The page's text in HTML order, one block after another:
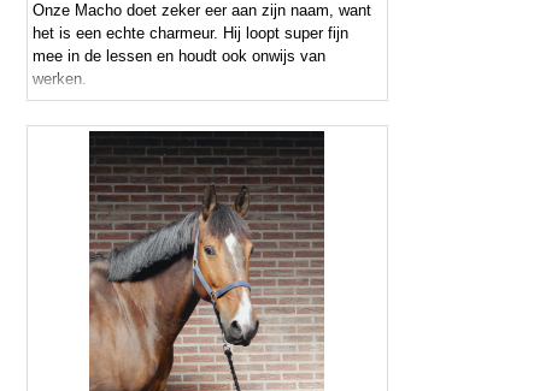
Onze Macho doet zeker eer aan zijn naam, want
het is een echte charmeur. Hij loopt super fijn
mee in de lessen en houdt ook onwijs van
werken.